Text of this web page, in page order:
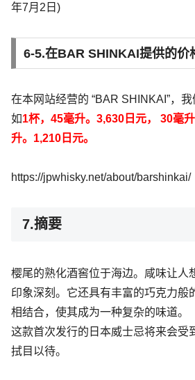
年7月2日)
6-5.在BAR SHINKAI提供的价
在本网站经营的 “BAR SHINKAI”，我
如1杯，45毫升。3,630日元，
30毫
升。1,210日元。
https://jpwhisky.net/about/barshinkai/
7.摘要
樱尾的熟化酒窖位于海边。咸味让人
印象深刻。它还具有丰富的巧克力般
相结合，使其成为一种复杂的味道。
这款首次发行的日本威士忌将来会受
拭目以待。